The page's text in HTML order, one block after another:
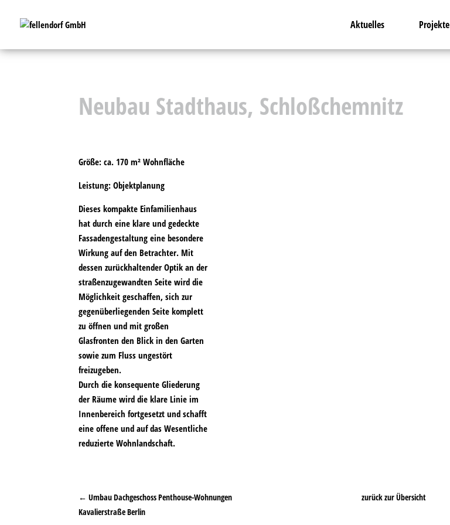
Aktuelles Projekte
Neubau Stadthaus, Schloßchemnitz
Größe: ca. 170 m² Wohnfläche
Leistung: Objektplanung
Dieses kompakte Einfamilienhaus
hat durch eine klare und gedeckte
Fassadengestaltung eine besondere
Wirkung auf den Betrachter. Mit
dessen zurückhaltender Optik an der
straßenzugewandten Seite wird die
Möglichkeit geschaffen, sich zur
gegenüberliegenden Seite komplett
zu öffnen und mit großen
Glasfronten den Blick in den Garten
sowie zum Fluss ungestört
freizugeben.
Durch die konsequente Gliederung
der Räume wird die klare Linie im
Innenbereich fortgesetzt und schafft
eine offene und auf das Wesentliche
reduzierte Wohnlandschaft.
←Umbau Dachgeschoss Penthouse-Wohnungen
Kavalierstraße Berlin
zurück zur Übersicht